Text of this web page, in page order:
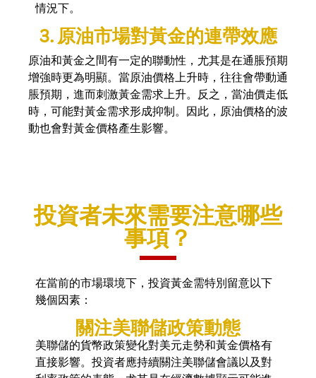
情況下。
3. 原油市場對黃金的連帶效應
原油和黃金之間有一定的聯動性，尤其是在通脹預期
增強時更為明顯。當原油價格上升時，往往會帶動通
脹預期，進而刺激黃金需求上升。反之，當油價走低
時，可能對黃金需求形成抑制。因此，原油價格的波
動也會對黃金價格產生影響。
投資者未來需要注意哪些
事項？
在當前的市場環境下，投資黃金需特別留意以下
幾個因素：
關注美聯儲政策動態
美聯儲的貨幣政策變化對美元走勢和黃金價格有
直接影響。投資者應持續關注美聯儲會議以及對